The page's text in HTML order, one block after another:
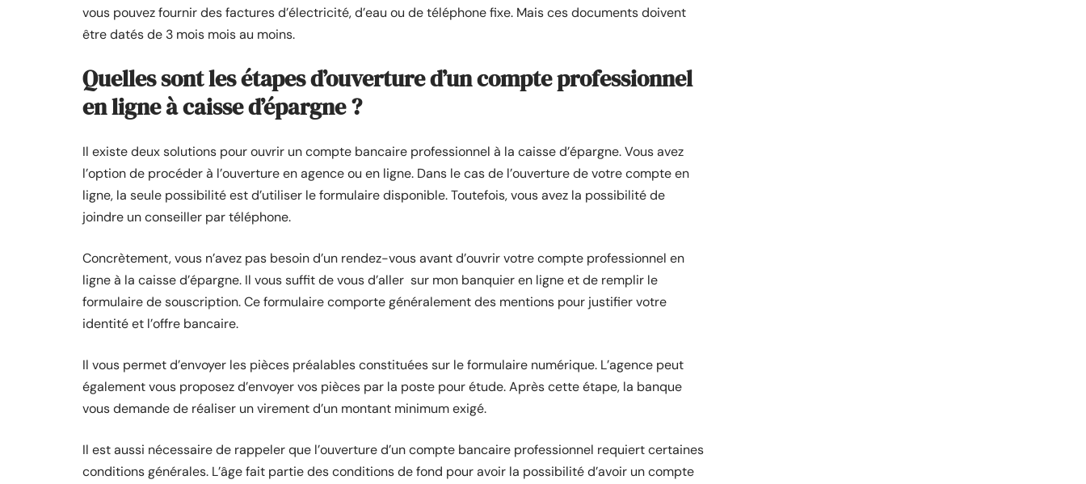
vous pouvez fournir des factures d’électricité, d’eau ou de téléphone fixe. Mais ces documents doivent
être datés de 3 mois mois au moins.
Quelles sont les étapes d’ouverture d’un compte professionnel
en ligne à caisse d’épargne ?
Il existe deux solutions pour ouvrir un compte bancaire professionnel à la caisse d’épargne. Vous avez
l’option de procéder à l’ouverture en agence ou en ligne. Dans le cas de l’ouverture de votre compte en
ligne, la seule possibilité est d’utiliser le formulaire disponible. Toutefois, vous avez la possibilité de
joindre un conseiller par téléphone.
Concrètement, vous n’avez pas besoin d’un rendez-vous avant d’ouvrir votre compte professionnel en
ligne à la caisse d’épargne. Il vous suffit de vous d’aller sur mon banquier en ligne et de remplir le
formulaire de souscription. Ce formulaire comporte généralement des mentions pour justifier votre
identité et l’offre bancaire.
Il vous permet d’envoyer les pièces préalables constituées sur le formulaire numérique. L’agence peut
également vous proposez d’envoyer vos pièces par la poste pour étude. Après cette étape, la banque
vous demande de réaliser un virement d’un montant minimum exigé.
Il est aussi nécessaire de rappeler que l’ouverture d’un compte bancaire professionnel requiert certaines
conditions générales. L’âge fait partie des conditions de fond pour avoir la possibilité d’avoir un compte